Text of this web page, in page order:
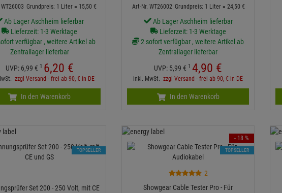
Grundpreis: 1 Liter = 15, 50 €
Ab Lager Aschheim lieferbar
Lieferzeit: 1-3 Werktage
verfügbar , weitere Artikel ab
Zentrallager lieferbar
UVP: 6,99 € 1 6,20 €
zzgl Versand - frei ab 90,-€ in DE
In den Warenkorb
Art-Nr. WT26002 Grundpreis: 1 Liter =24, 50 €
Ab Lager Aschheim lieferbar
Lieferzeit: 1-3 Werktage
2 sofort verfügbar , weitere Artikel ab
Zentrallager lieferbar
UVP: 5,99 € 1 4,90 €
inkl. MwSt.zzgl Versand - frei ab 90,-€ in DE
In den Warenkorb
Set 200 - 250 Volt, mit CE
TOPSELLER
2
Showgear Cable Tester Pro - Für
- 18 %
TOPSELLER